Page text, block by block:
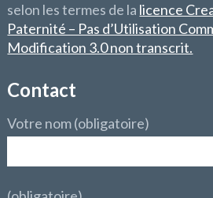
selon les termes de la licence
Paternité – Pas d’Utilisation
Modification 3.0 non transcrit.
Contact
Votre nom (obligatoire)